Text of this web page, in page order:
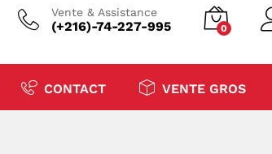
Vente & Assistance
(+216)-74-227-995 0
CONTACT VENTE GROS